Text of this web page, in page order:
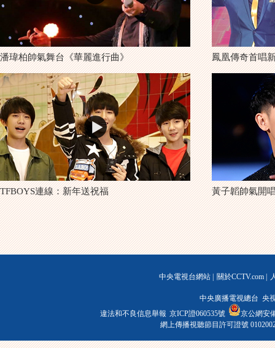
潘瑋柏帥氣舞台《華麗進行曲》 鳳凰傳奇首唱
TFBOYS連線：新年送祝福 黃子韜帥氣開
中央電視台網站 關於CCTV.com
中央廣播電視總台 央
違法和不良信息舉報 京ICP證060535號
京公網安
網上傳播視聽節目許可證號